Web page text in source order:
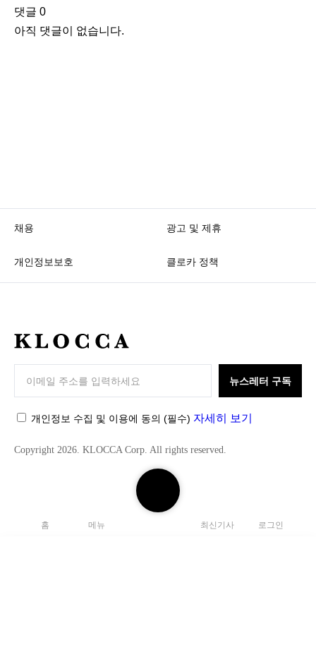
검
색
홈 메뉴 최신기사 로그인
댓글 0
아직 댓글이 없습니다.
채용 광고 및 제휴
개인정보보호 클로카 정책
K
C
C
뉴스레터 구독
개인정보 수집 및 이용에 동의 (필수) 자세히 보기
Copyright 2026. KLOCCA Corp. All rights reserved.